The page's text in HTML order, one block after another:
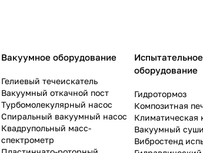
Вакуумное оборудование
Гелиевый течеискатель
Вакуумный откачной пост
Турбомолекулярный насос
Спиральный вакуумный насос
Квадрупольный масс-
спектрометр
Испытательное
оборудование
Гидротормоз
Композитная
Климатическая
Вакуумный
Вибростенд